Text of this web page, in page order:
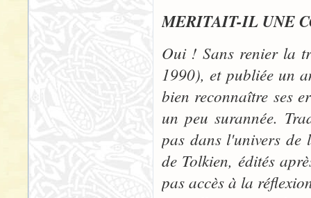
MERITAIT-IL UNE
Oui ! Sans renier la
1990), et publiée un
bien reconnaître ses
un peu surannée.
pas dans l'univers
de Tolkien, édités
pas accès à la